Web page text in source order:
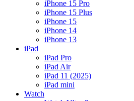
iPhone 15 Pro
iPhone 15 Plus
iPhone 15
iPhone 14
iPhone 13
iPad
iPad Pro
iPad Air
iPad 11 (2025)
iPad mini
Watch